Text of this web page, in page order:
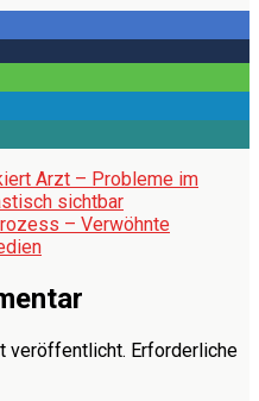
Arzt – Probleme im
sichtbar
– Verwöhnte
veröffentlicht. Erforderliche